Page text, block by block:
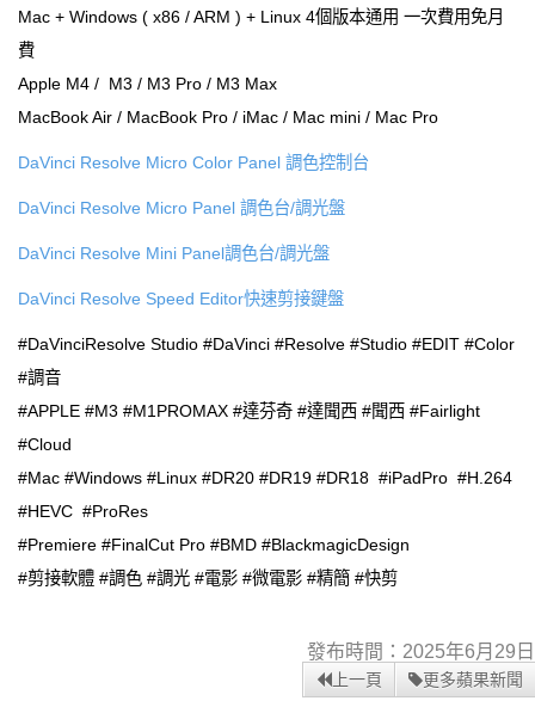
Mac + Windows ( x86 / ARM ) + Linux 4個版本通用 一次費用免月
費
Apple M4 / M3 / M3 Pro / M3 Max
MacBook Air / MacBook Pro / iMac / Mac mini / Mac Pro
DaVinci Resolve Micro Color Panel 調色控制台
DaVinci Resolve Micro Panel 調色台/調光盤
DaVinci Resolve Mini Panel調色台/調光盤
DaVinci Resolve Speed Editor快速剪接鍵盤
#DaVinciResolve Studio #DaVinci #Resolve #Studio #EDIT #Color
#調音
#APPLE #M3 #M1PROMAX #達芬奇 #達聞西 #聞西 #Fairlight
#Cloud
#Mac #Windows #Linux #DR20 #DR19 #DR18 #iPadPro #H.264
#HEVC #ProRes
#Premiere #FinalCut Pro #BMD #BlackmagicDesign
#剪接軟體 #調色 #調光 #電影 #微電影 #精簡 #快剪
發布時間：2025年6月29日
上一頁 更多蘋果新聞